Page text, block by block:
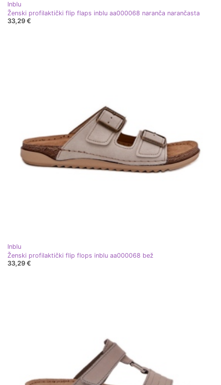
Inblu
Ženski profilaktički flip flaps inblu aa000068 naranča narančasta
33,29 €
Inblu
Ženski profilaktički flip flops inblu aa000068 bež
33,29 €